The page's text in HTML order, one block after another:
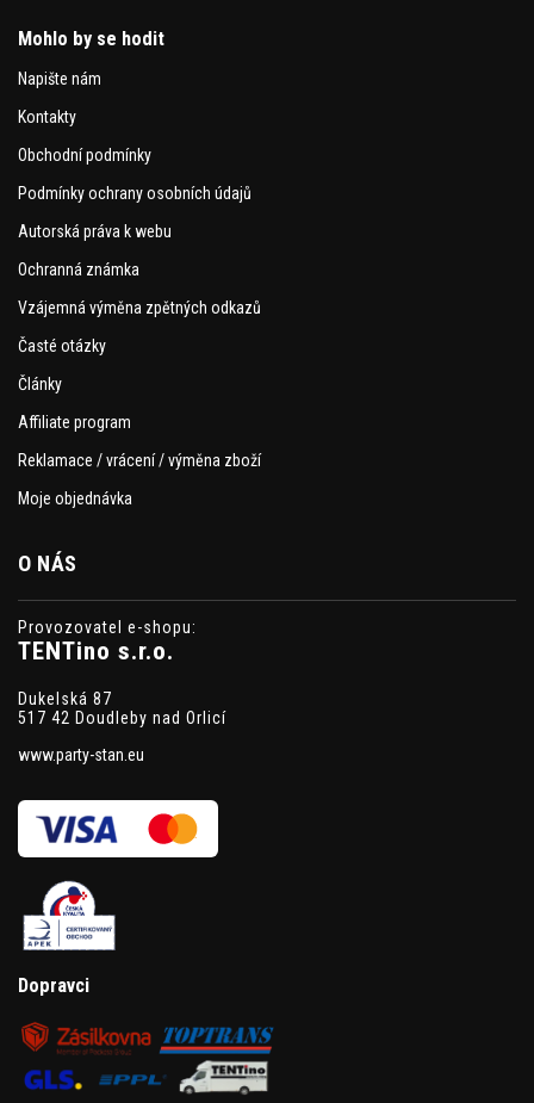
Mohlo by se hodit
Napište nám
Kontakty
Obchodní podmínky
Podmínky ochrany osobních údajů
Autorská práva k webu
Ochranná známka
Vzájemná výměna zpětných odkazů
Časté otázky
Články
Affiliate program
Reklamace / vrácení / výměna zboží
Moje objednávka
O NÁS
Provozovatel e-shopu:
TENTino s.r.o.
Dukelská 87
517 42 Doudleby nad Orlicí
www.party-stan.eu
Dopravci